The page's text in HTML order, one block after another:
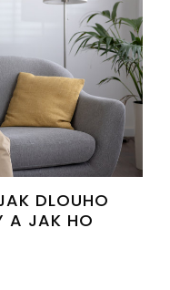
DLOUHO
A JAK HO